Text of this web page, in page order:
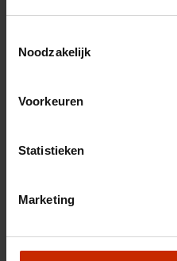
Noodzakelijk
Voorkeuren
Statistieken
Marketing
Motorrijtuigen belasting
Topsnelheid
Acceleratie (0-100km)
Kleur
BTW/Marge